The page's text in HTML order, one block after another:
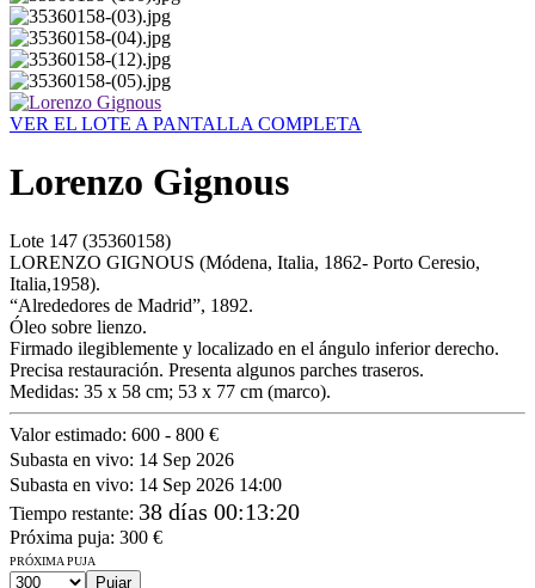
VER EL LOTE A PANTALLA COMPLETA
Lorenzo Gignous
Lote 147 (35360158)
LORENZO GIGNOUS (Módena, Italia, 1862- Porto Ceresio,
Italia,1958).
“Alrededores de Madrid”, 1892.
Óleo sobre lienzo.
Firmado ilegiblemente y localizado en el ángulo inferior derecho.
Precisa restauración. Presenta algunos parches traseros.
Medidas: 35 x 58 cm; 53 x 77 cm (marco).
Valor estimado: 600 - 800 €
Subasta en vivo: 14 Sep 2026
Subasta en vivo: 14 Sep 2026 14:00
Tiempo restante: 38 días 00:13:20
Próxima puja: 300 €
PRÓXIMA PUJA